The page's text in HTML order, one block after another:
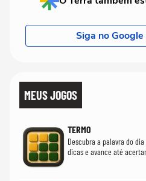
Siga no
MEUS JOGOS
TERMO
Descubra a palavra do
dicas e avance até